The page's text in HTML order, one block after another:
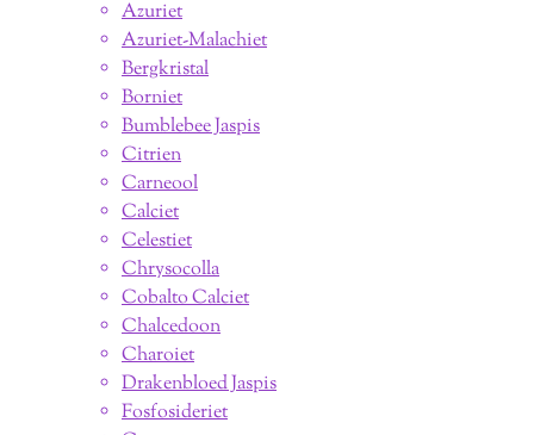
Azuriet
Azuriet-Malachiet
Bergkristal
Borniet
Bumblebee Jaspis
Citrien
Carneool
Calciet
Celestiet
Chrysocolla
Cobalto Calciet
Chalcedoon
Charoiet
Drakenbloed Jaspis
Fosfosideriet